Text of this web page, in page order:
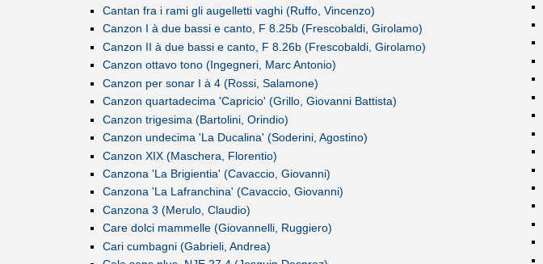
Cantan fra i rami gli augelletti vaghi (Ruffo, Vincenzo)
Canzon I à due bassi e canto, F 8.25b (Frescobaldi, Girolamo)
Canzon II à due bassi e canto, F 8.26b (Frescobaldi, Girolamo)
Canzon ottavo tono (Ingegneri, Marc Antonio)
Canzon per sonar I à 4 (Rossi, Salamone)
Canzon quartadecima 'Capricio' (Grillo, Giovanni Battista)
Canzon trigesima (Bartolini, Orindio)
Canzon undecima 'La Ducalina' (Soderini, Agostino)
Canzon XIX (Maschera, Florentio)
Canzona 'La Brigientia' (Cavaccio, Giovanni)
Canzona 'La Lafranchina' (Cavaccio, Giovanni)
Canzona 3 (Merulo, Claudio)
Care dolci mammelle (Giovannelli, Ruggiero)
Cari cumbagni (Gabrieli, Andrea)